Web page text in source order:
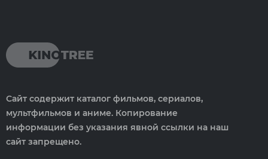
Сайт содержит каталог фильмов, сериалов,
мультфильмов и аниме. Копирование
информации без указания явной ссылки на наш
сайт запрещено.